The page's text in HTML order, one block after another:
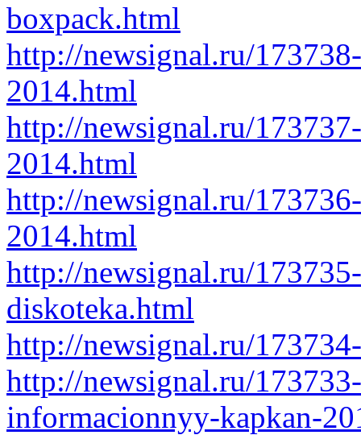
boxpack.html
http://newsignal.ru/
2014.html
http://newsignal.ru/
2014.html
http://newsignal.ru/
2014.html
http://newsignal.ru/
diskoteka.html
http://newsignal.ru/
http://newsignal.ru/
informacionnyy-kapkan-